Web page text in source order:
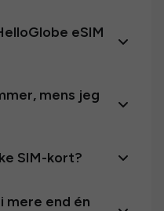
eSIM
mens jeg
SIM-kort?
mere end én